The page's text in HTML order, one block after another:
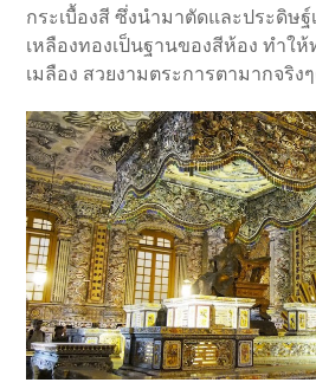
กระเบื้องสี ซึ่งนำมาตัดและประดิษ
เหลืองทองเป็นฐานของสีห้อง ทำใ
เมลือง สวยงามตระการตามากจริง